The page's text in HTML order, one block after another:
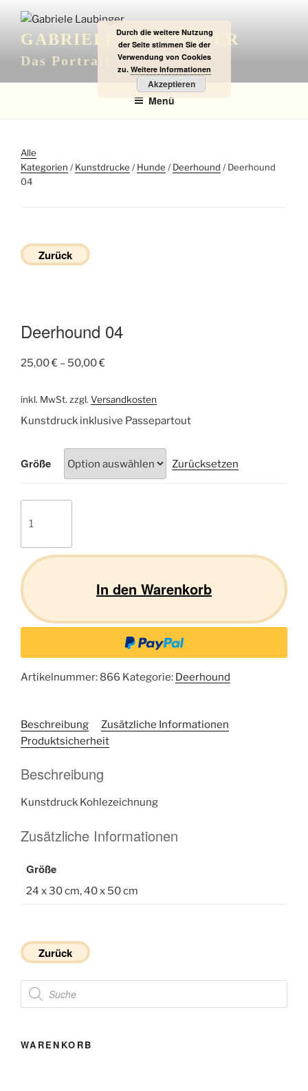
Inhalt
springenGABRIELE LAUBINGER
Das Portrait
Menü
Alle
Kategorien /Kunstdrucke /Hunde /Deerhound / Deerhound
04
Zurück
Deerhound 04
25,00€ – 50,00€
inkl. MwSt. zzgl. Versandkosten
Kunstdruck inklusive Passepartout
Größe Zurücksetzen
04
In den Warenkorb
Artikelnummer: 866 Kategorie: Deerhound
Beschreibung
Zusätzliche Informationen
Produktsicherheit
Beschreibung
Kunstdruck Kohlezeichnung
Zusätzliche Informationen
Größe
24 x 30 cm, 40 x 50 cm
Zurück
Products
search
WARENKORB
Durch die weitere Nutzung
der Seite stimmen Sie der
Verwendung von Cookies
zu. Weitere Informationen
Akzeptieren